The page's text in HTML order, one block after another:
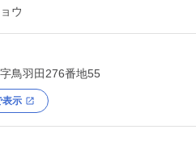
ウ
鳥羽田276番地55
表示